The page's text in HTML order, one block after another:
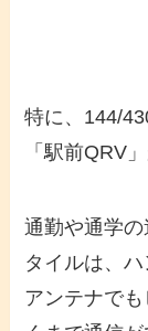
特に、144/
「駅前QRV
通勤や通学
タイルは、
アンテナで